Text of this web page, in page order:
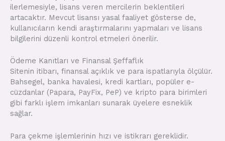
ilerlemesiyle, lisans veren mercilerin beklentileri
artacaktır. Mevcut lisansı yasal faaliyet gösterse de,
kullanıcıların kendi araştırmalarını yapmaları ve lisans
bilgilerini düzenli kontrol etmeleri önerilir.
Ödeme Kanıtları ve Finansal Şeffaflık
Sitenin itibarı, finansal açıklık ve para ispatlarıyla ölçülür.
Bahsegel, banka havalesi, kredi kartları, popüler e-
cüzdanlar (Papara, PayFix, PeP) ve kripto para birimleri
gibi farklı işlem imkanları sunarak üyelere esneklik
sağlar.
Para çekme işlemlerinin hızı ve istikrarı gereklidir.